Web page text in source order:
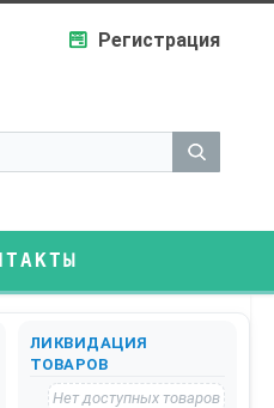
Регистрация
ЛИКВИДАЦИЯ
ТОВАРОВ
Нет доступных товаров